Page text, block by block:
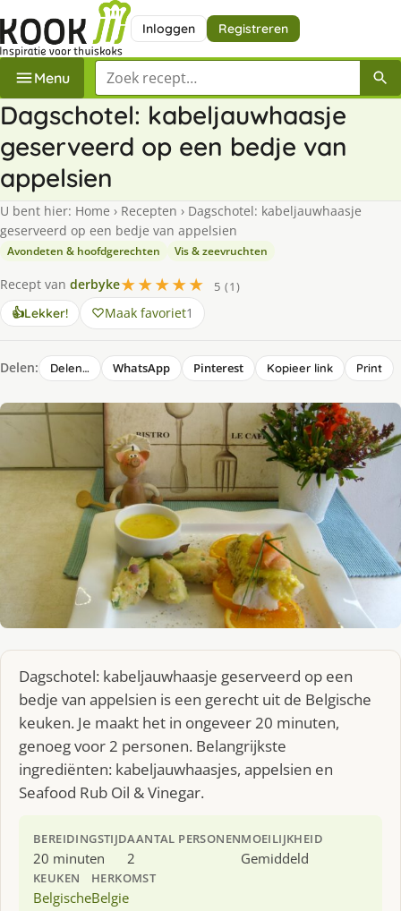
Inloggen Registreren
Menu Zoek een recept
Dagschotel: kabeljauwhaasje
geserveerd op een bedje van
appelsien
U bent hier: Home › Recepten › Dagschotel: kabeljauwhaasje
geserveerd op een bedje van appelsien
Avondeten & hoofdgerechten Vis & zeevruchten
Recept van derbyke★★★★★
5 (1)
👍Lekker! Maak favoriet1
Delen: Delen… WhatsApp Pinterest Kopieer link Print
Dagschotel: kabeljauwhaasje geserveerd op een
bedje van appelsien is een gerecht uit de Belgische
keuken. Je maakt het in ongeveer 20 minuten,
genoeg voor 2 personen. Belangrijkste
ingrediënten: kabeljauwhaasjes, appelsien en
Seafood Rub Oil & Vinegar.
BEREIDINGSTIJD
20 minuten
AANTAL PERSONEN
2
MOEILIJKHEID
Gemiddeld
KEUKEN
Belgische
HERKOMST
Belgie